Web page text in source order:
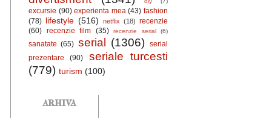
excursie (90) experienta mea (43) fashion
(78) lifestyle (516) netflix (18) recenzie
(60) recenzie film (35) recenzie serial (6)
sanatate (65) serial (1306) serial
prezentare
(90)
seriale turcesti
(779) turism (100)
arhiva